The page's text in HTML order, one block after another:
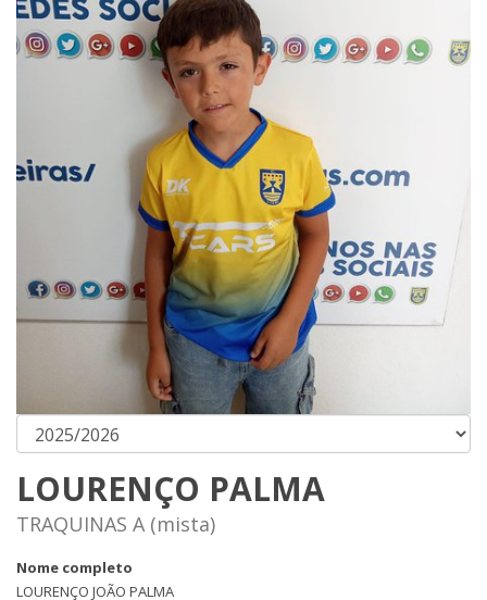
LOURENÇO PALMA
TRAQUINAS A (mista)
Nome completo
LOURENÇO JOÃO PALMA